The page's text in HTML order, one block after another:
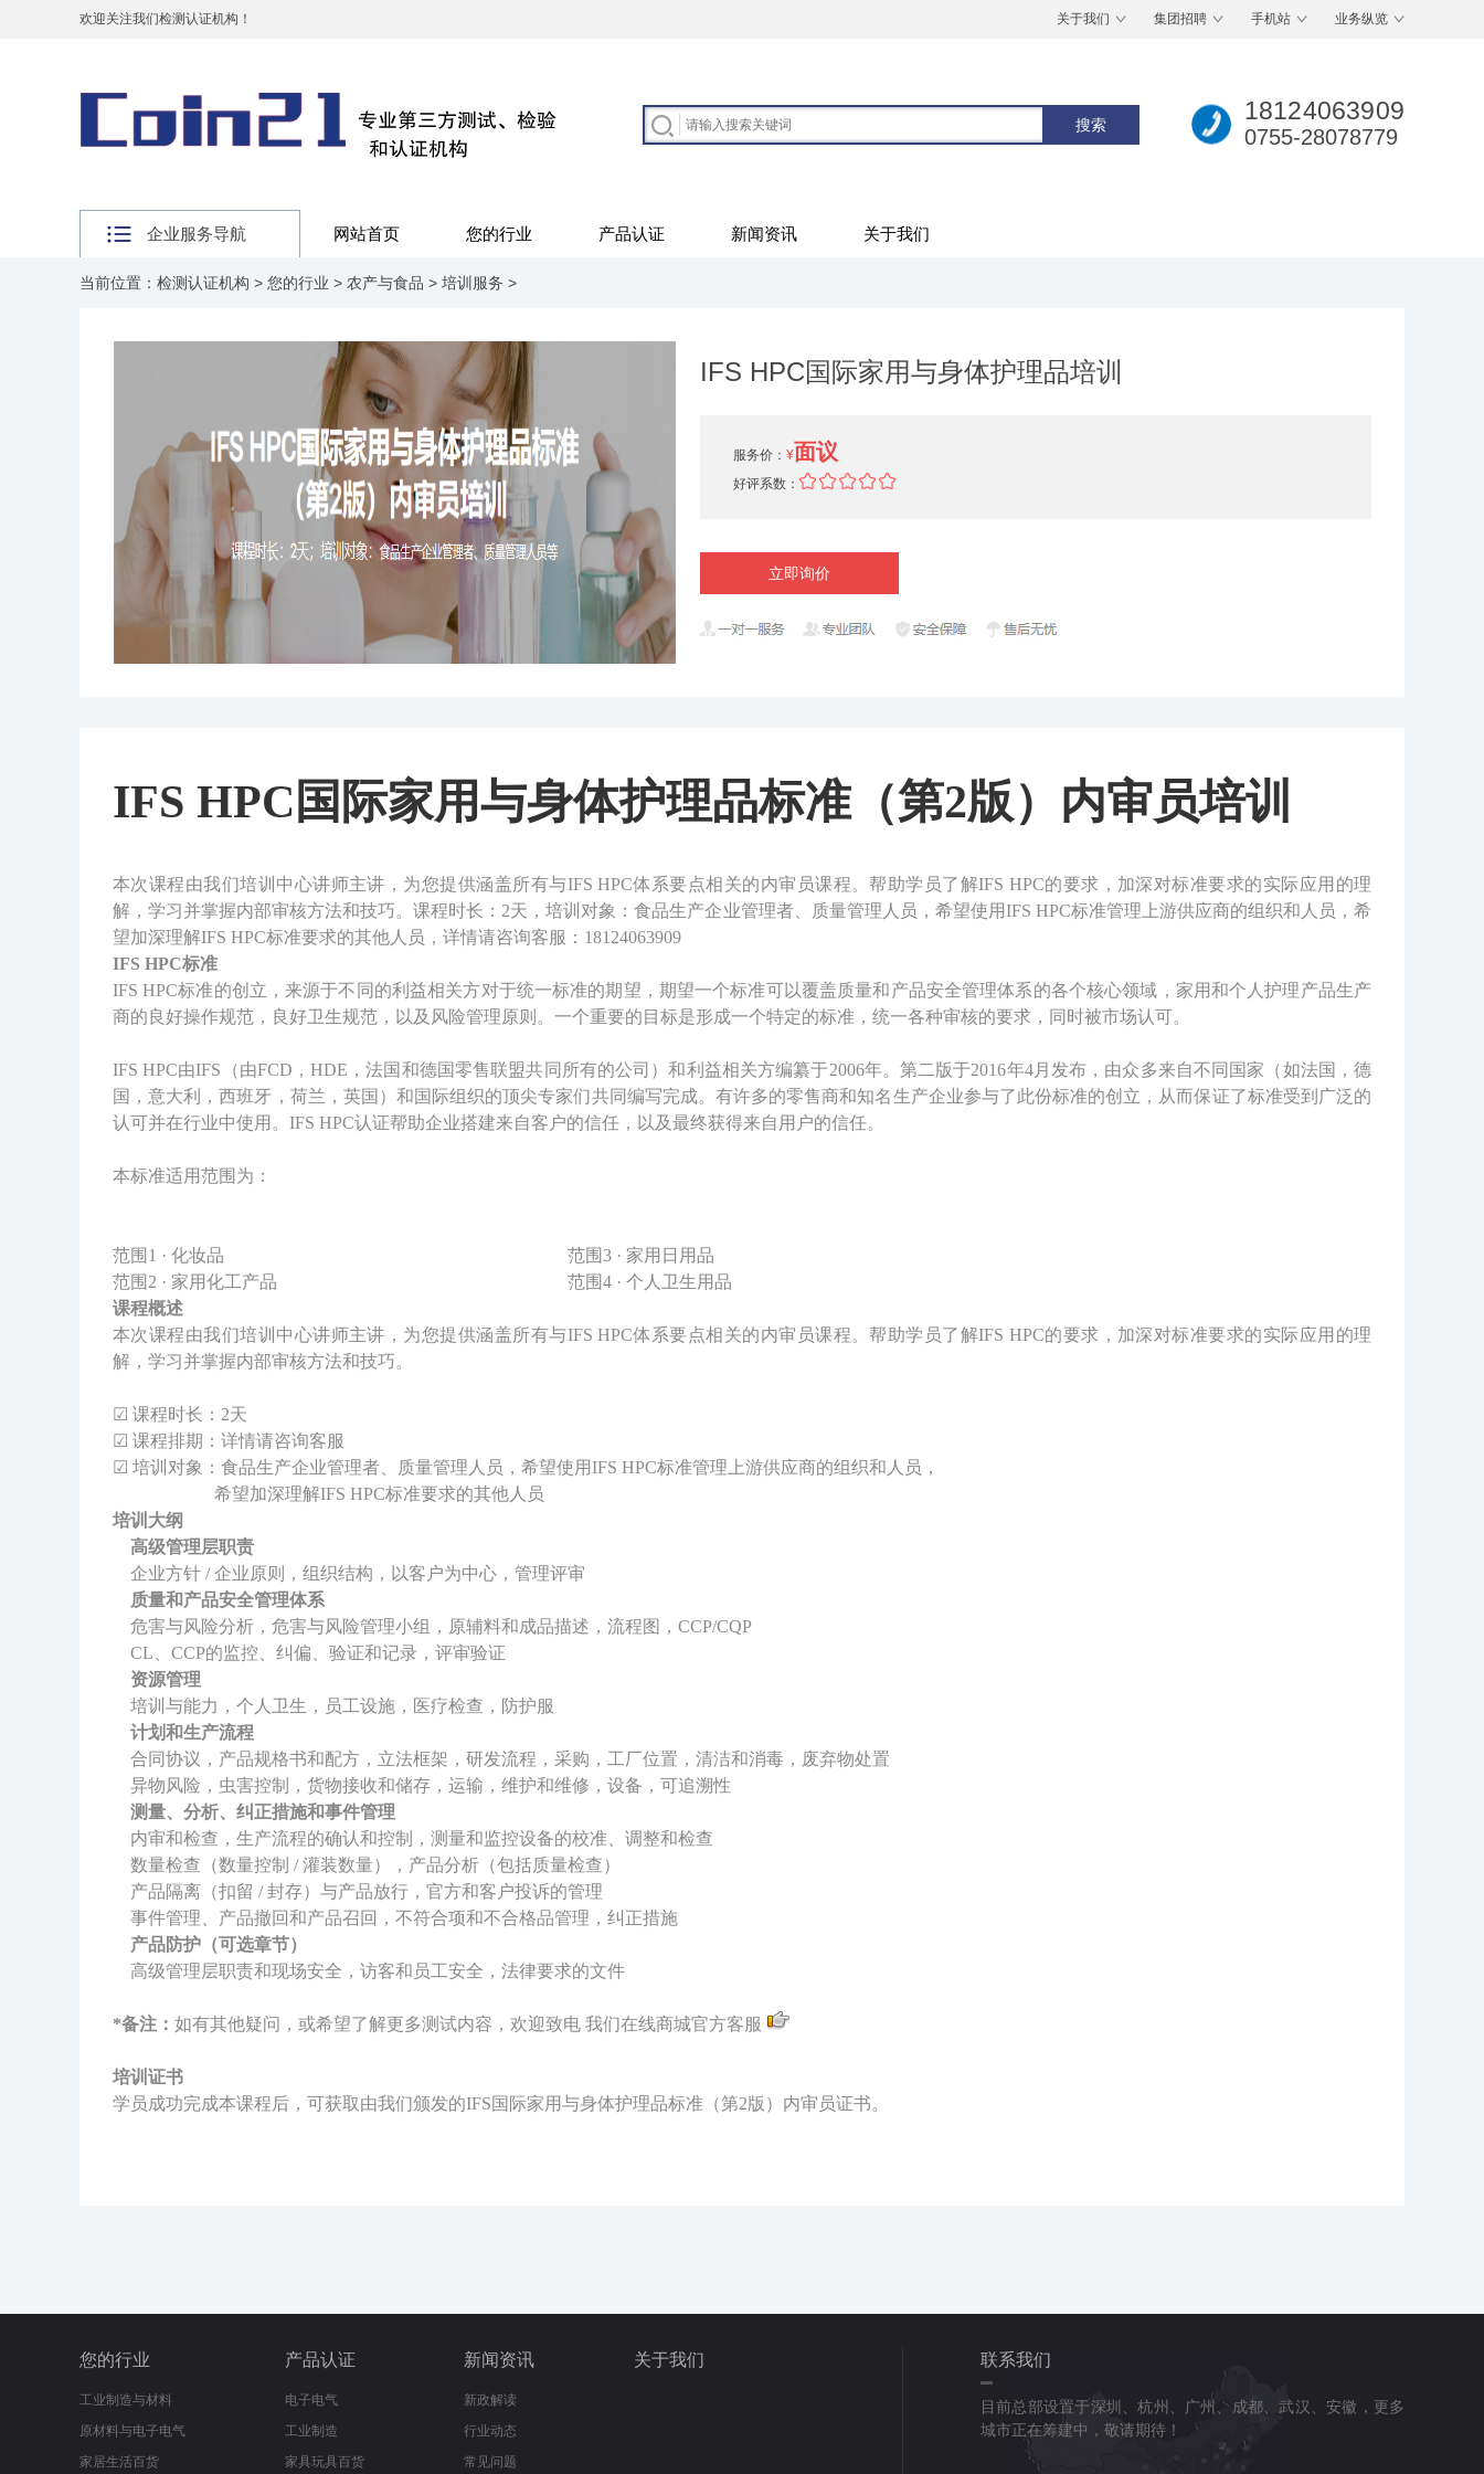
欢迎关注我们检测认证机构！ 关于我们 集团招聘 手机站 业务纵览
18124063909
0755-28078779
企业服务导航 网站首页 您的行业 产品认证 新闻资讯 关于我们
当前位置： 检测认证机构 > 您的行业 > 农产与食品 > 培训服务 >
IFS HPC国际家用与身体护理品培训
服务价： ¥面议
好评系数：
立即询价
IFS HPC国际家用与身体护理品标准（第2版）内审员培训
本次课程由我们培训中心讲师主讲，为您提供涵盖所有与IFS HPC体系要点相关的内审员课程。帮助学员了解IFS HPC的要求，加深对标准要求的实际应用的理
解，学习并掌握内部审核方法和技巧。课程时长：2天，培训对象：食品生产企业管理者、质量管理人员，希望使用IFS HPC标准管理上游供应商的组织和人员，希
望加深理解IFS HPC标准要求的其他人员，详情请咨询客服：18124063909
IFS HPC标准
IFS HPC标准的创立，来源于不同的利益相关方对于统一标准的期望，期望一个标准可以覆盖质量和产品安全管理体系的各个核心领域，家用和个人护理产品生产
商的良好操作规范，良好卫生规范，以及风险管理原则。一个重要的目标是形成一个特定的标准，统一各种审核的要求，同时被市场认可。
IFS HPC由IFS（由FCD，HDE，法国和德国零售联盟共同所有的公司）和利益相关方编纂于2006年。第二版于2016年4月发布，由众多来自不同国家（如法国，德
国，意大利，西班牙，荷兰，英国）和国际组织的顶尖专家们共同编写完成。有许多的零售商和知名生产企业参与了此份标准的创立，从而保证了标准受到广泛的
认可并在行业中使用。IFS HPC认证帮助企业搭建来自客户的信任，以及最终获得来自用户的信任。
本标准适用范围为：
范围1 · 化妆品
范围3 · 家用日用品
范围2 · 家用化工产品
范围4 · 个人卫生用品
课程概述
本次课程由我们培训中心讲师主讲，为您提供涵盖所有与IFS HPC体系要点相关的内审员课程。帮助学员了解IFS HPC的要求，加深对标准要求的实际应用的理
解，学习并掌握内部审核方法和技巧。
☑ 课程时长：2天
☑ 课程排期：详情请咨询客服
☑ 培训对象：食品生产企业管理者、质量管理人员，希望使用IFS HPC标准管理上游供应商的组织和人员，
希望加深理解IFS HPC标准要求的其他人员
培训大纲
高级管理层职责
企业方针 / 企业原则，组织结构，以客户为中心，管理评审
质量和产品安全管理体系
危害与风险分析，危害与风险管理小组，原辅料和成品描述，流程图，CCP/CQP
CL、CCP的监控、纠偏、验证和记录，评审验证
资源管理
培训与能力，个人卫生，员工设施，医疗检查，防护服
计划和生产流程
合同协议，产品规格书和配方，立法框架，研发流程，采购，工厂位置，清洁和消毒，废弃物处置
异物风险，虫害控制，货物接收和储存，运输，维护和维修，设备，可追溯性
测量、分析、纠正措施和事件管理
内审和检查，生产流程的确认和控制，测量和监控设备的校准、调整和检查
数量检查（数量控制 / 灌装数量），产品分析（包括质量检查）
产品隔离（扣留 / 封存）与产品放行，官方和客户投诉的管理
事件管理、产品撤回和产品召回，不符合项和不合格品管理，纠正措施
产品防护（可选章节）
高级管理层职责和现场安全，访客和员工安全，法律要求的文件
*备注： 如有其他疑问，或希望了解更多测试内容，欢迎致电 我们在线商城官方客服
培训证书
学员成功完成本课程后，可获取由我们颁发的IFS国际家用与身体护理品标准（第2版）内审员证书。
您的行业
工业制造与材料
原材料与电子电气
家居生活百货
产品认证
电子电气
工业制造
家具玩具百货
新闻资讯
新政解读
行业动态
常见问题
关于我们 联系我们
目前总部设置于深圳、杭州、广州、成都、武汉、安徽，更多
城市正在筹建中，敬请期待！